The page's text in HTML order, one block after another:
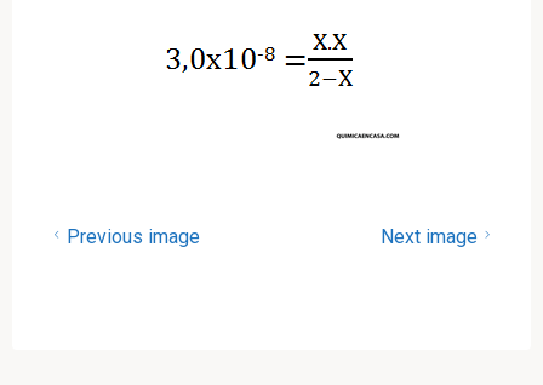
Previous image Next image